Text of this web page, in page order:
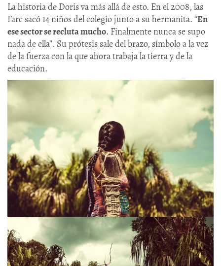
La historia de Doris va más allá de esto. En el 2008, las
Farc sacó 14 niños del colegio junto a su hermanita. “En
ese sector se recluta mucho. Finalmente nunca se supo
nada de ella”. Su prótesis sale del brazo, símbolo a la vez
de la fuerza con la que ahora trabaja la tierra y de la
educación.